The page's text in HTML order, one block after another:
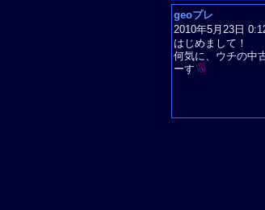
geoプレ
2010年5月23日
はじめまして！
何気に、ウチの中
ーす